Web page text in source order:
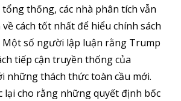
thống, các nhà phân tích vẫn
cách tốt nhất để hiểu chính sách
Một số người lập luận rằng Trump
tiếp cận truyền thống của
những thách thức toàn cầu mới.
cho rằng những quyết định bốc